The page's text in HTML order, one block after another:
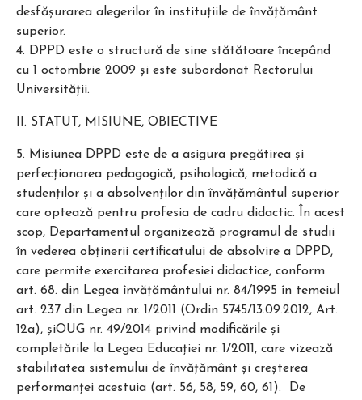
desfăşurarea alegerilor în instituţiile de învăţământ
superior.
4. DPPD este o structură de sine stătătoare începând
cu 1 octombrie 2009 şi este subordonat Rectorului
Universităţii.
II. STATUT, MISIUNE, OBIECTIVE
5. Misiunea DPPD este de a asigura pregătirea şi
perfecţionarea pedagogică, psihologică, metodică a
studenţilor şi a absolvenţilor din învăţământul superior
care optează pentru profesia de cadru didactic. În acest
scop, Departamentul organizează programul de studii
în vederea obţinerii certificatului de absolvire a DPPD,
care permite exercitarea profesiei didactice, conform
art. 68. din Legea învăţământului nr. 84/1995 în temeiul
art. 237 din Legea nr. 1/2011 (Ordin 5745/13.09.2012, Art.
12a), șiOUG nr. 49/2014 privind modificările şi
completările la Legea Educaţiei nr. 1/2011, care vizează
stabilitatea sistemului de învăţământ şi creşterea
performanţei acestuia (art. 56, 58, 59, 60, 61). De